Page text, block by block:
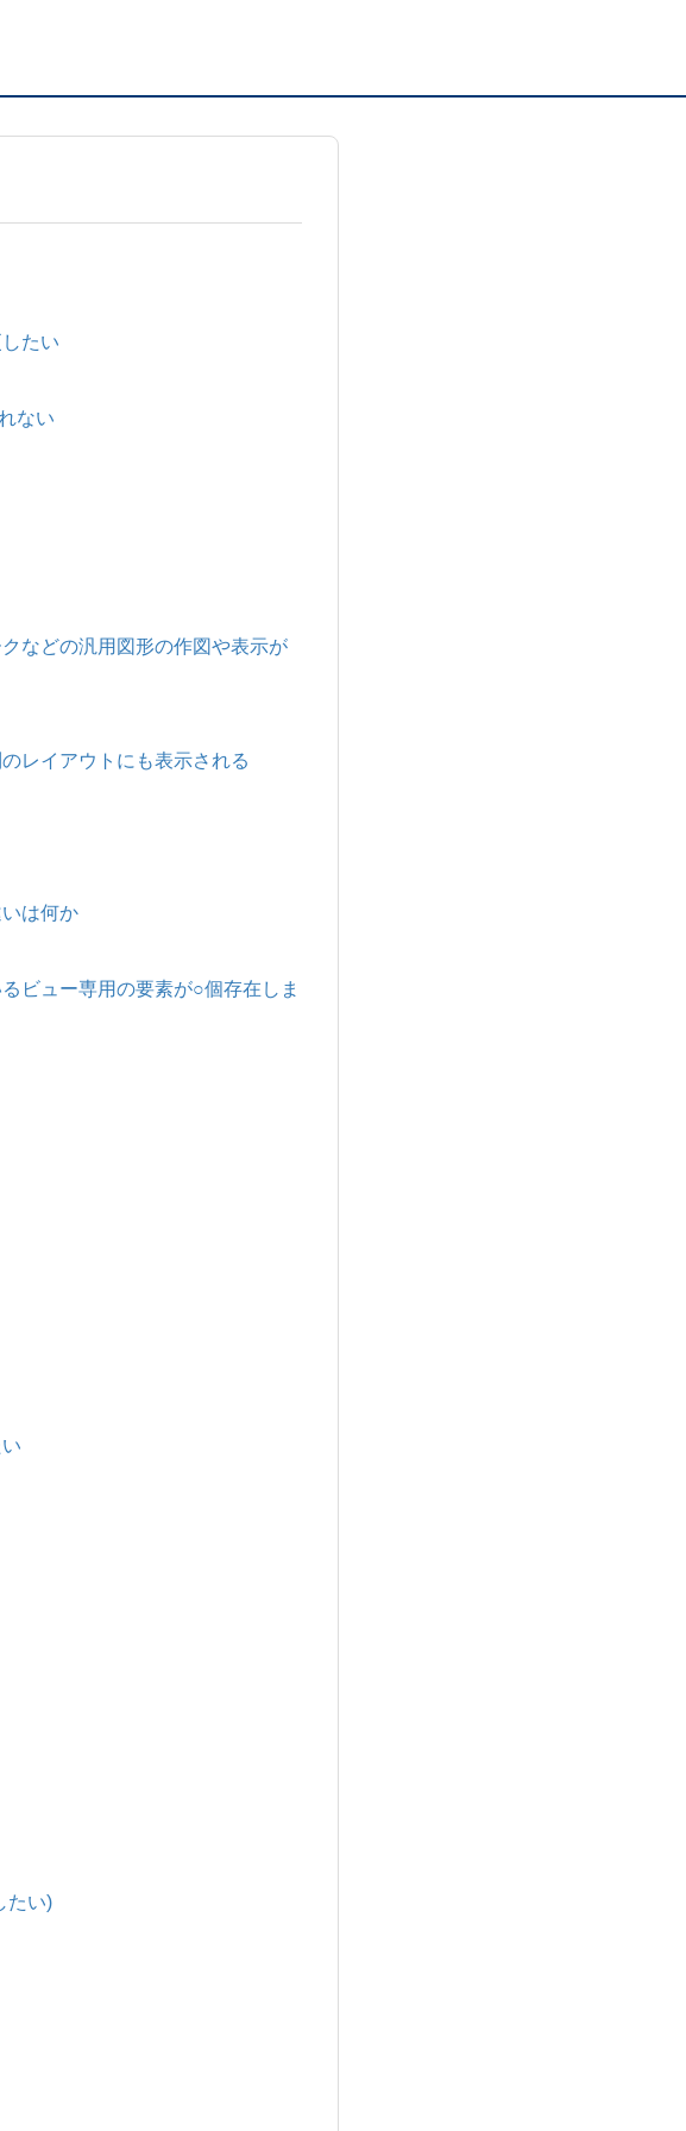
たい
ない
などの汎用図形の作図や表示が
レイアウトにも表示される
は何か
ビュー専用の要素が○個存在しま
たい)